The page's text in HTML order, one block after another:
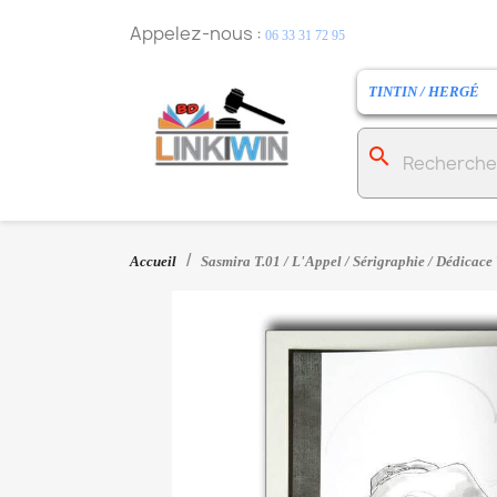
Appelez-nous : 06 33 31 72 95
TINTIN / HERGÉ
search
Accueil Sasmira T.01 / L'Appel / Sérigraphie /